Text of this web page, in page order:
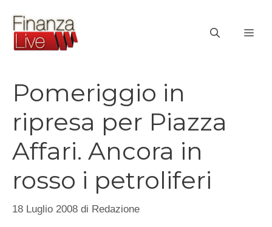
contenuto
Pomeriggio in
ripresa per Piazza
Affari. Ancora in
rosso i petroliferi
18 Luglio 2008 di Redazione